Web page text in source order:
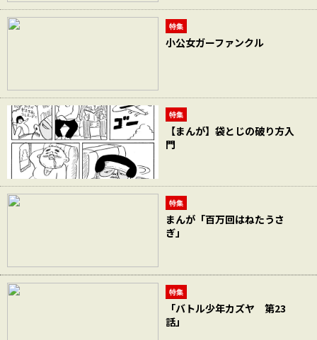
特集
小公女ガーファンクル
特集
【まんが】袋とじの破り方入
門
特集
まんが「百万回はねたうさ
ぎ」
特集
「バトル少年カズヤ 第23
話」